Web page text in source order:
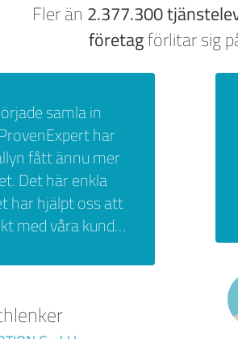
Fler än 2.377.300
företagförlitar sig
ProvenExpert har gjort
för vårt företag att
autentisk kundfeedback.
ännu större förtroende
värdefulla insikter om
Stefan
Pins & mehr GmbH